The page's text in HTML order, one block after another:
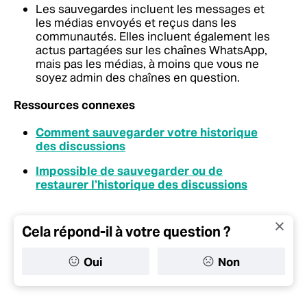
Les sauvegardes incluent les messages et
les médias envoyés et reçus dans les
communautés. Elles incluent également les
actus partagées sur les chaînes WhatsApp,
mais pas les médias, à moins que vous ne
soyez admin des chaînes en question.
Ressources connexes
Comment sauvegarder votre historique
des discussions
Impossible de sauvegarder ou de
restaurer l’historique des discussions
Cela répond-il à votre question ?
Oui Non